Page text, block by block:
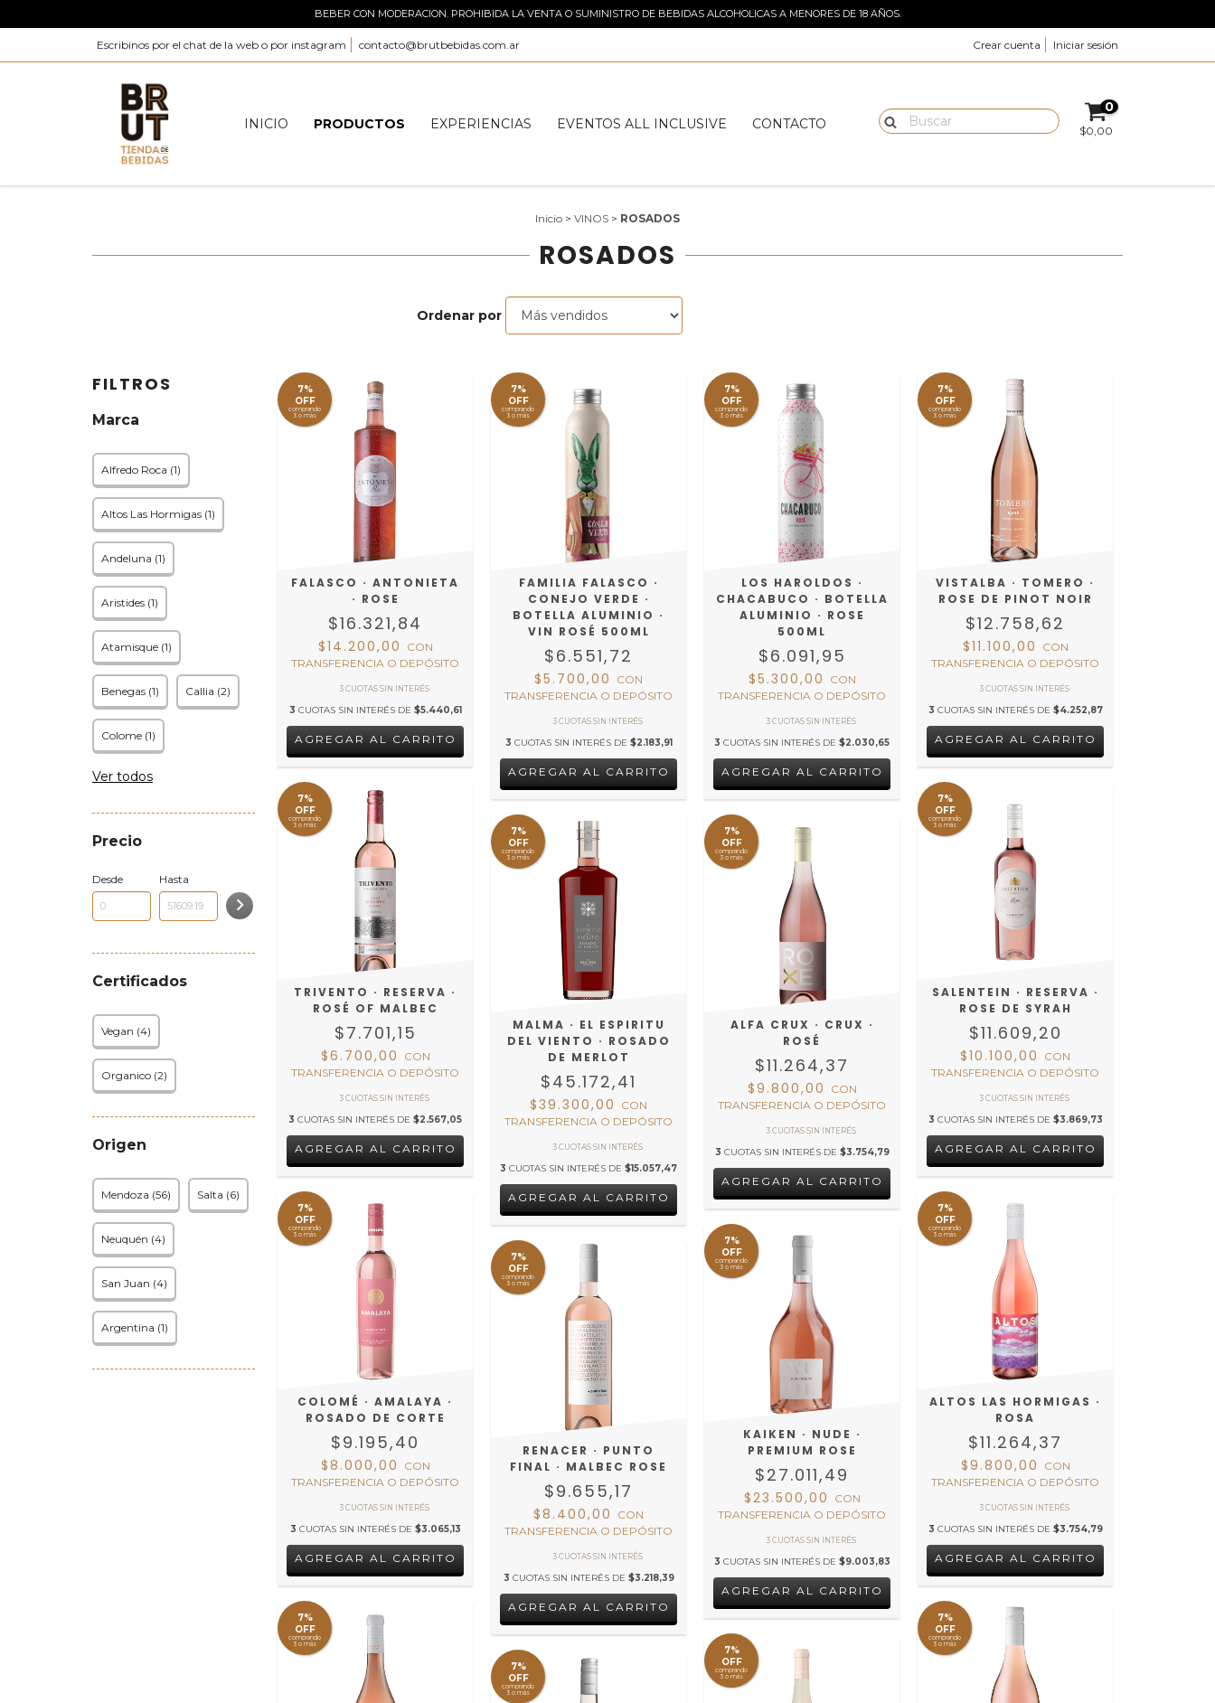
BEBER CON MODERACION. PROHIBIDA LA VENTA O SUMINISTRO DE BEBIDAS ALCOHOLICAS A MENORES DE 18 AÑOS.
Escribinos por el chat de la web o por instagram contacto@brutbebidas.com.ar Crear cuenta Iniciar sesión
INICIO PRODUCTOS EXPERIENCIAS EVENTOS ALL INCLUSIVE CONTACTO
0
$0,00
Inicio > VINOS > ROSADOS
ROSADOS
Ordenar por
FILTROS
Marca
Alfredo Roca (1)
Altos Las Hormigas (1)
Andeluna (1)
Aristides (1)
Atamisque (1)
Benegas (1) Callia (2)
Colome (1)
Ver todos
Precio
Desde Hasta
Certificados
Vegan (4)
Organico (2)
Origen
Mendoza (56) Salta (6)
Neuquén (4)
San Juan (4)
Argentina (1)
7%
OFF
comprando
3 o más
FALASCO · ANTONIETA
· ROSE
$16.321,84
$14.200,00
CON
TRANSFERENCIA O DEPÓSITO
3 CUOTAS SIN INTERÉS DE $5.440,61
7%
OFF
comprando
3 o más
FAMILIA FALASCO ·
CONEJO VERDE ·
BOTELLA ALUMINIO ·
VIN ROSÉ 500ML
$6.551,72
$5.700,00
CON
TRANSFERENCIA O DEPÓSITO
3 CUOTAS SIN INTERÉS DE $2.183,91
7%
OFF
comprando
3 o más
LOS HAROLDOS ·
CHACABUCO · BOTELLA
ALUMINIO · ROSE
500ML
$6.091,95
$5.300,00
CON
TRANSFERENCIA O DEPÓSITO
3 CUOTAS SIN INTERÉS DE$2.030,65
7%
OFF
comprando
3 o más
VISTALBA · TOMERO ·
ROSE DE PINOT NOIR
$12.758,62
$11.100,00
CON
TRANSFERENCIA O DEPÓSITO
3 CUOTAS SIN INTERÉS DE $4.252,87
7%
OFF
comprando
3 o más
TRIVENTO · RESERVA ·
ROSÉ OF MALBEC
$7.701,15
$6.700,00
CON
TRANSFERENCIA O DEPÓSITO
3 CUOTAS SIN INTERÉS DE$2.567,05
7%
OFF
comprando
3 o más
MALMA · EL ESPIRITU
DEL VIENTO · ROSADO
DE MERLOT
$45.172,41
$39.300,00
CON
TRANSFERENCIA O DEPÓSITO
3 CUOTAS SIN INTERÉS DE$15.057,47
7%
OFF
comprando
3 o más
ALFA CRUX · CRUX ·
ROSÉ
$11.264,37
$9.800,00
CON
TRANSFERENCIA O DEPÓSITO
3 CUOTAS SIN INTERÉS DE $3.754,79
7%
OFF
comprando
3 o más
SALENTEIN · RESERVA ·
ROSE DE SYRAH
$11.609,20
$10.100,00
CON
TRANSFERENCIA O DEPÓSITO
3 CUOTAS SIN INTERÉS DE $3.869,73
7%
OFF
comprando
3 o más
COLOMÉ · AMALAYA ·
ROSADO DE CORTE
$9.195,40
$8.000,00
CON
TRANSFERENCIA O DEPÓSITO
3 CUOTAS SIN INTERÉS DE $3.065,13
7%
OFF
comprando
3 o más
RENACER · PUNTO
FINAL · MALBEC ROSE
$9.655,17
$8.400,00
CON
TRANSFERENCIA O DEPÓSITO
3 CUOTAS SIN INTERÉS DE $3.218,39
7%
OFF
comprando
3 o más
KAIKEN · NUDE ·
PREMIUM ROSE
$27.011,49
$23.500,00
CON
TRANSFERENCIA O DEPÓSITO
3 CUOTAS SIN INTERÉS DE $9.003,83
7%
OFF
comprando
3 o más
ALTOS LAS HORMIGAS ·
ROSA
$11.264,37
$9.800,00
CON
TRANSFERENCIA O DEPÓSITO
3 CUOTAS SIN INTERÉS DE $3.754,79
7%
OFF
comprando
3 o más
7%
OFF
comprando
3 o más
7%
OFF
comprando
3 o más
7%
OFF
comprando
3 o más